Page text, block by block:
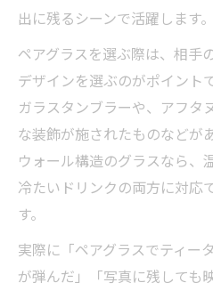
出に残るシーンで活躍します。
ペアグラスを選ぶ際は、相手
デザインを選ぶのがポイント
ガラスタンブラーや、アフタ
な装飾が施されたものなどが
ウォール構造のグラスなら、
冷たいドリンクの両方に対応
す。
実際に「ペアグラスでティー
が弾んだ」「写真に残しても